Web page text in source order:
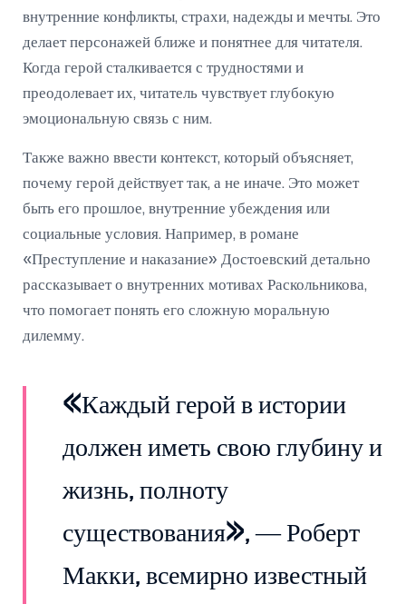
внутренние конфликты, страхи, надежды и мечты. Это
делает персонажей ближе и понятнее для читателя.
Когда герой сталкивается с трудностями и
преодолевает их, читатель чувствует глубокую
эмоциональную связь с ним.
Также важно ввести контекст, который объясняет,
почему герой действует так, а не иначе. Это может
быть его прошлое, внутренние убеждения или
социальные условия. Например, в романе
«Преступление и наказание» Достоевский детально
рассказывает о внутренних мотивах Раскольникова,
что помогает понять его сложную моральную
дилемму.
«Каждый герой в истории
должен иметь свою глубину и
жизнь, полноту
существования», — Роберт
Макки, всемирно известный